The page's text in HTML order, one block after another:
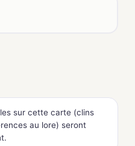
sur cette carte (clins
au lore) seront